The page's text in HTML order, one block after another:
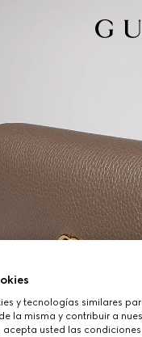
y tecnologías similares
la misma y contribuir a
acepta usted las condiciones